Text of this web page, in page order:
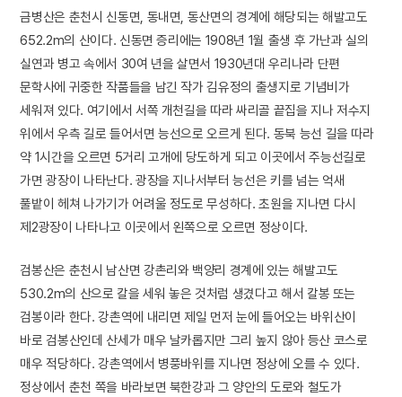
금병산은 춘천시 신동면, 동내면, 동산면의 경계에 해당되는 해발고도
652.2m의 산이다. 신동면 증리에는 1908년 1월 출생 후 가난과 실의
실연과 병고 속에서 30여 년을 살면서 1930년대 우리나라 단편
문학사에 귀중한 작품들을 남긴 작가 김유정의 출생지로 기념비가
세워져 있다. 여기에서 서쪽 개천길을 따라 싸리골 끝집을 지나 저수지
위에서 우측 길로 들어서면 능선으로 오르게 된다. 동북 능선 길을 따라
약 1시간을 오르면 5거리 고개에 당도하게 되고 이곳에서 주능선길로
가면 광장이 나타난다. 광장을 지나서부터 능선은 키를 넘는 억새
풀밭이 헤쳐 나가기가 어려울 정도로 무성하다. 초원을 지나면 다시
제2광장이 나타나고 이곳에서 왼쪽으로 오르면 정상이다.
검봉산은 춘천시 남산면 강촌리와 백양리 경계에 있는 해발고도
530.2m의 산으로 칼을 세워 놓은 것처럼 생겼다고 해서 칼봉 또는
검봉이라 한다. 강촌역에 내리면 제일 먼저 눈에 들어오는 바위산이
바로 검봉산인데 산세가 매우 날카롭지만 그리 높지 않아 등산 코스로
매우 적당하다. 강촌역에서 병풍바위를 지나면 정상에 오를 수 있다.
정상에서 춘천 쪽을 바라보면 북한강과 그 양안의 도로와 철도가